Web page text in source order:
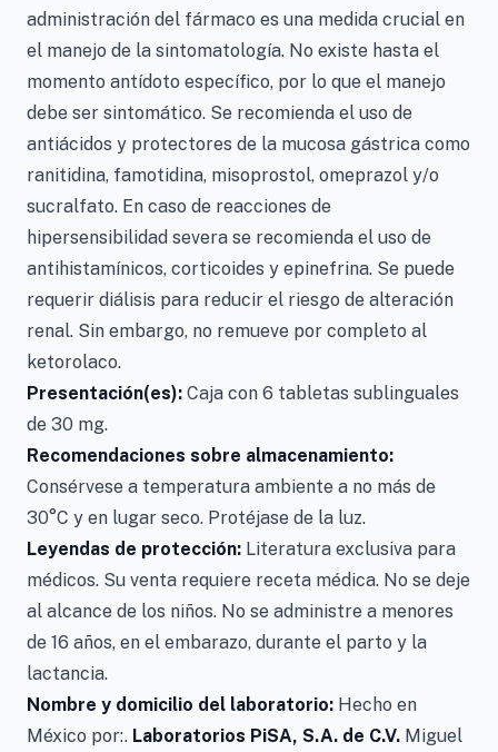
administración del fármaco es una medida crucial en
el manejo de la sintomatología. No existe hasta el
momento antídoto específico, por lo que el manejo
debe ser sintomático. Se recomienda el uso de
antiácidos y protectores de la mucosa gástrica como
ranitidina, famotidina, misoprostol, omeprazol y/o
sucralfato. En caso de reacciones de
hipersensibilidad severa se recomienda el uso de
antihistamínicos, corticoides y epinefrina. Se puede
requerir diálisis para reducir el riesgo de alteración
renal. Sin embargo, no remueve por completo al
ketorolaco.
Presentación(es): Caja con 6 tabletas sublinguales
de 30 mg.
Recomendaciones sobre almacenamiento:
Consérvese a temperatura ambiente a no más de
30°C y en lugar seco. Protéjase de la luz.
Leyendas de protección: Literatura exclusiva para
médicos. Su venta requiere receta médica. No se deje
al alcance de los niños. No se administre a menores
de 16 años, en el embarazo, durante el parto y la
lactancia.
Nombre y domicilio del laboratorio: Hecho en
México por:. Laboratorios PiSA, S.A. de C.V. Miguel